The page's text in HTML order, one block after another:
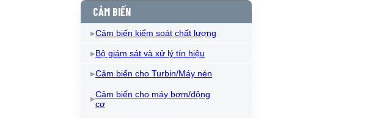
CẢM BIẾN
Cảm biến kiểm soát chất lượng
Bộ giám sát và xử lý tín hiệu
Cảm biến cho Turbin/Máy nén
Cảm biến cho máy bơm/động
cơ